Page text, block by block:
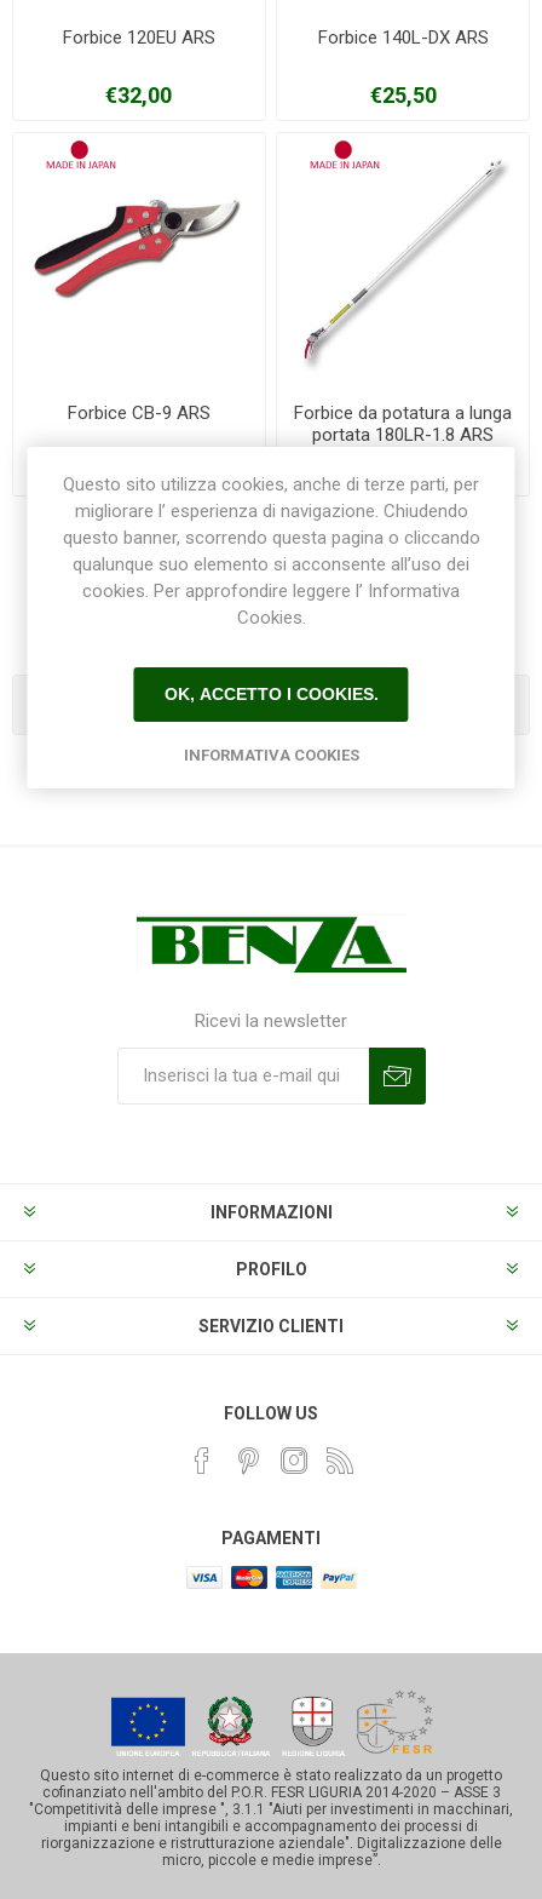
Forbice 120EU ARS
€32,00
Forbice 140L-DX ARS
€25,50
Forbice CB-9 ARS
€47,00
Forbice da potatura a lunga
portata 180LR-1.8 ARS
1 2 3 4 5
Ricevi la newsletter
INFORMAZIONI
PROFILO
SERVIZIO CLIENTI
FOLLOW US
PAGAMENTI
Questo sito internet di e-commerce è stato realizzato da un progetto
cofinanziato nell'ambito del P.O.R. FESR LIGURIA 2014-2020 – ASSE 3
"Competitività delle imprese ", 3.1.1 "Aiuti per investimenti in macchinari,
impianti e beni intangibili e accompagnamento dei processi di
riorganizzazione e ristrutturazione aziendale". Digitalizzazione delle
micro, piccole e medie imprese”.
Questo sito utilizza cookies, anche di terze parti, per
migliorare l’ esperienza di navigazione. Chiudendo
questo banner, scorrendo questa pagina o cliccando
qualunque suo elemento si acconsente all’uso dei
cookies. Per approfondire leggere l’ Informativa
Cookies.
OK, ACCETTO I COOKIES.
INFORMATIVA COOKIES